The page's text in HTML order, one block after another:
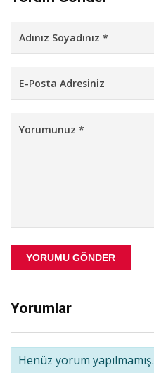
YORUMU GÖNDER
Yorumlar
Henüz yorum yapılmamış.